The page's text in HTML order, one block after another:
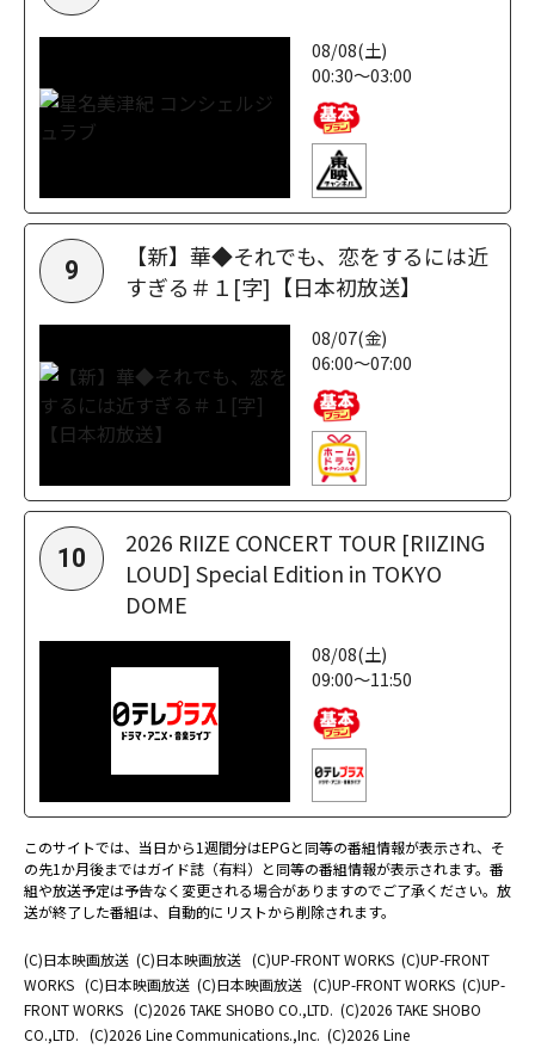
08/08(土)
00:30～03:00
9
【新】華◆それでも、恋をするには近
すぎる＃１[字]【日本初放送】
08/07(金)
06:00～07:00
10
2026 RIIZE CONCERT TOUR [RIIZING
LOUD] Special Edition in TOKYO
DOME
08/08(土)
09:00～11:50
このサイトでは、当日から1週間分はEPGと同等の番組情報が表示され、そ
の先1か月後まではガイド誌（有料）と同等の番組情報が表示されます。番
組や放送予定は予告なく変更される場合がありますのでご了承ください。放
送が終了した番組は、自動的にリストから削除されます。
(C)日本映画放送 (C)日本映画放送 (C)UP-FRONT WORKS (C)UP-FRONT
WORKS (C)日本映画放送 (C)日本映画放送 (C)UP-FRONT WORKS (C)UP-
FRONT WORKS (C)2026 TAKE SHOBO CO.,LTD. (C)2026 TAKE SHOBO
CO.,LTD. (C)2026 Line Communications.,Inc. (C)2026 Line